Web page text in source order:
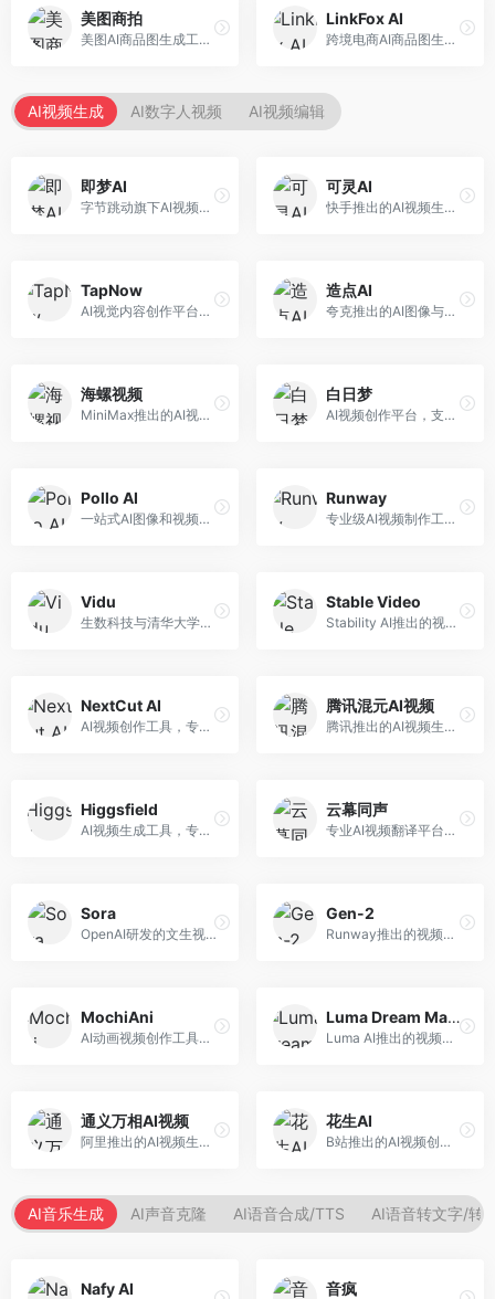
美图商拍
美图AI商品图生成工具，整合美图生态。面向电商卖家，提供商品图美化、模特替换、场景生成等服务，移动端操作便捷。
LinkFox AI
跨境电商AI商品图生成工具。面向跨境电商卖家，支持多语言商品图生成、模特替换、场景优化等服务，适配海外电商平台需求。
AI视频生成 AI数字人视频 AI视频编辑
即梦AI
字节跳动旗下AI视频创作平台，支持多模态内容生成。面向内容创作者和营销人员，提供文生视频、图生视频、智能剪辑等功能，中文理解能力强，创作效率高。
可灵AI
快手推出的AI视频生成平台，支持文生视频和图生视频，可生成长达2分钟的高质量视频内容。面向短视频创作者和营销人员，操作简便，生成效果逼真，适合商业推广和创意表达。
TapNow
AI视觉内容创作平台，整合图像与视频生成能力。面向内容创作者，提供文生图、文生视频、智能编辑等服务，创作工具丰富，一站式体验便捷。
造点AI
夸克推出的AI图像与视频创作平台。面向普通用户和内容创作者，提供文生图、文生视频等功能，操作简便，与夸克生态深度整合。
海螺视频
MiniMax推出的AI视频生成工具，支持高质量视频创作。面向内容创作者，提供文生视频、视频编辑等功能，生成速度快，视频效果自然流畅。
白日梦
AI视频创作平台，支持生成长达50分钟的长视频内容。面向长视频创作者和内容生产者，支持故事视频生成、视频编辑等功能，适合叙事性内容创作。
Pollo AI
一站式AI图像和视频创作平台，整合多种生成工具。面向内容创作者，提供文生图、文生视频、视频编辑等服务，创作工具全面，一站式体验便捷。
Runway
专业级AI视频制作工具，支持视频生成与编辑。面向影视制作人和创意工作者，提供文生视频、视频编辑、绿幕抠像等专业功能，视频处理能力强，适合专业创作场景。
Vidu
生数科技与清华大学联合研发的AI视频生成大模型。面向视频创作者和内容生产者，支持文生视频、图生视频，视频质量高，物理运动理解准确，国产视频生成领先工具。
Stable Video
Stability AI推出的视频生成模型，开源可部署。面向开发者和专业创作者，支持视频生成、视频编辑等功能，开源生态完善，定制化程度高。
NextCut AI
AI视频创作工具，专注于智能剪辑和视频生成。面向视频创作者，提供智能剪辑、视频生成、特效添加等功能，剪辑效率高，适合快节奏内容生产。
腾讯混元AI视频
腾讯推出的AI视频生成工具，基于混元大模型。面向腾讯生态用户和内容创作者，支持文生视频、视频编辑等功能，与腾讯产品生态深度整合。
Higgsfield
AI视频生成工具，专注于高质量视频内容创作。面向视频创作者和营销人员，支持文生视频、视频编辑等功能，视频效果逼真，适合商业应用。
云幕同声
专业AI视频翻译平台，支持视频多语言配音和字幕生成。面向跨境电商和内容出海从业者，提供视频翻译、配音、字幕生成等服务，多语言支持完善。
Sora
OpenAI研发的文生视频大模型，可根据文字描述生成长达60秒的高清视频。面向影视创作者、广告从业者和内容生产者，视频连贯性强，物理世界理解准确，代表了AI视频生成的最高水平。
Gen-2
Runway推出的视频生成模型，专注于文生视频和视频风格转换。面向影视制作人和创意工作者，支持文本到视频、图像到视频等多种生成模式，视频质量专业级。
MochiAni
AI动画视频创作工具，专注于动画内容生成。面向动画创作者和二次元内容生产者，支持动画风格视频生成，动画效果流畅，适合动漫内容创作。
Luma Dream Machine
Luma AI推出的视频生成工具，专注于高质量视频创作。面向影视创作者和内容生产者，支持文生视频、图生视频，视频质量高，物理运动流畅自然。
通义万相AI视频
阿里推出的AI视频生成服务，整合图像与视频创作能力。面向电商和营销从业者，支持商品视频生成、营销视频制作等服务，商业应用场景丰富。
花生AI
B站推出的AI视频创作工具，专注于短视频内容生成。面向B站创作者，支持视频生成、视频编辑等功能，与B站平台深度整合，创作效率高。
AI音乐生成 AI声音克隆 AI语音合成/TTS AI语音转文字/转
Nafy AI 音疯